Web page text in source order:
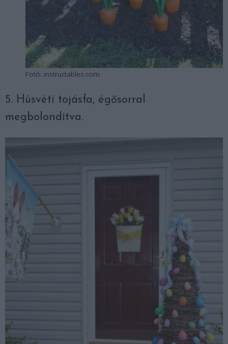
Fotó: instructables.com
5. Húsvéti tojásfa, égősorral
megbolondítva.